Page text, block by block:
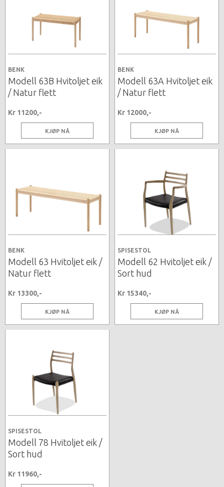
BENK
Modell 63B Hvitoljet eik
/ Natur flett
Kr 11200,-
KJØP NÅ
BENK
Modell 63A Hvitoljet eik
/ Natur flett
Kr 12000,-
KJØP NÅ
BENK
Modell 63 Hvitoljet eik /
Natur flett
Kr 13300,-
KJØP NÅ
SPISESTOL
Modell 62 Hvitoljet eik /
Sort hud
Kr 15340,-
KJØP NÅ
SPISESTOL
Modell 78 Hvitoljet eik /
Sort hud
Kr 11960,-